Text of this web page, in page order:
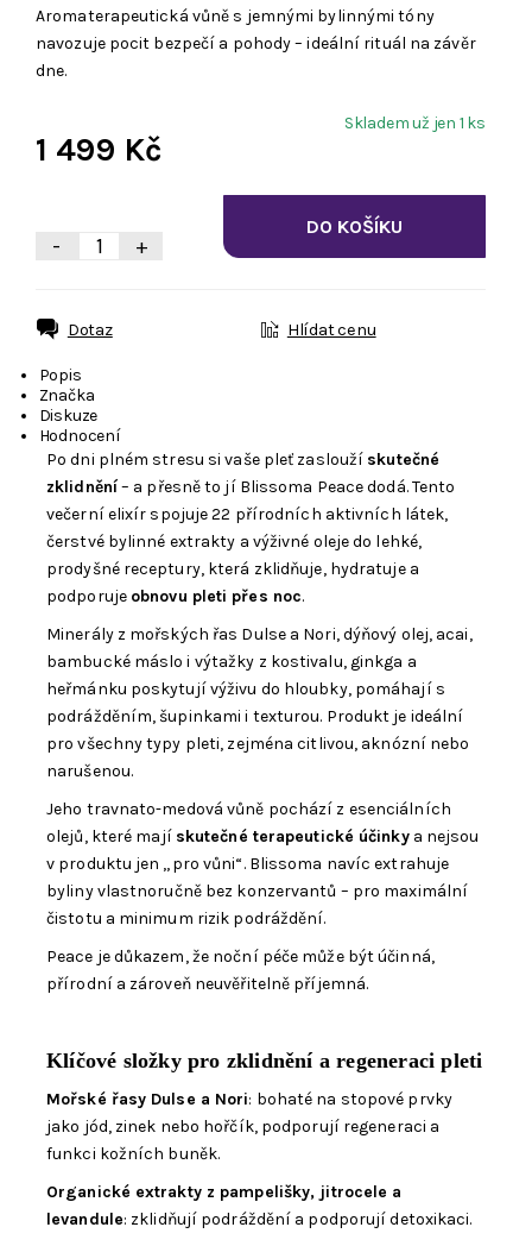
Aromaterapeutická vůně s jemnými bylinnými tóny
navozuje pocit bezpečí a pohody – ideální rituál na závěr
dne.
Skladem už jen 1 ks
1 499 Kč
- +
Dotaz Hlídat cenu
Popis
Značka
Diskuze
Hodnocení
Po dni plném stresu si vaše pleť zaslouží skutečné
zklidnění– a přesně to jí Blissoma Peace dodá. Tento
večerní elixír spojuje 22 přírodních aktivních látek,
čerstvé bylinné extrakty a výživné oleje do lehké,
prodyšné receptury, která zklidňuje, hydratuje a
podporuje obnovu pleti přes noc.
Minerály z mořských řas Dulse a Nori, dýňový olej, acai,
bambucké máslo i výtažky z kostivalu, ginkga a
heřmánku poskytují výživu do hloubky, pomáhají s
podrážděním, šupinkami i texturou. Produkt je ideální
pro všechny typy pleti, zejména citlivou, aknózní nebo
narušenou.
Jeho travnato-medová vůně pochází z esenciálních
olejů, které mají skutečné terapeutické účinkya nejsou
v produktu jen „pro vůni“. Blissoma navíc extrahuje
byliny vlastnoručně bez konzervantů – pro maximální
čistotu a minimum rizik podráždění.
Peace je důkazem, že noční péče může být účinná,
přírodní a zároveň neuvěřitelně příjemná.
Klíčové složky pro zklidnění a regeneraci pleti
Mořské řasy Dulse a Nori: bohaté na stopové prvky
jako jód, zinek nebo hořčík, podporují regeneraci a
funkci kožních buněk.
Organické extrakty z pampelišky, jitrocele a
levandule: zklidňují podráždění a podporují detoxikaci.